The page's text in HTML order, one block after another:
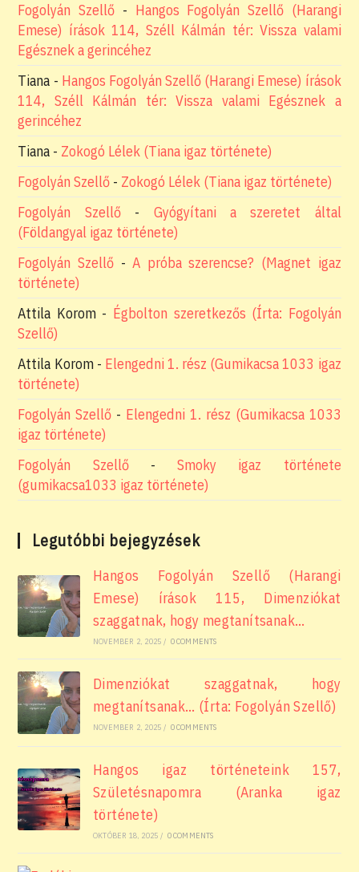
Fogolyán Szellő - Hangos Fogolyán Szellő (Harangi
Emese) írások 114, Széll Kálmán tér: Vissza valami
Egésznek a gerincéhez
Tiana - Hangos Fogolyán Szellő (Harangi Emese) írások
114, Széll Kálmán tér: Vissza valami Egésznek a
gerincéhez
Tiana - Zokogó Lélek (Tiana igaz története)
Fogolyán Szellő - Zokogó Lélek (Tiana igaz története)
Fogolyán Szellő- Gyógyítani a szeretet által
(Földangyal igaz története)
Fogolyán Szellő -A próba szerencse? (Magnet igaz
története)
Attila Korom- Égbolton szeretkezős (Írta: Fogolyán
Szellő)
Attila Korom- Elengedni 1. rész (Gumikacsa 1033 igaz
története)
Fogolyán Szellő - Elengedni 1. rész (Gumikacsa 1033
igaz története)
Fogolyán Szellő-Smoky igaz története
(gumikacsa1033 igaz története)
Legutóbbi bejegyzések
Hangos Fogolyán Szellő (Harangi
Emese) írások 115, Dimenziókat
szaggatnak, hogy megtanítsanak…
NOVEMBER 2, 2025 / 0 COMMENTS
Dimenziókat szaggatnak, hogy
megtanítsanak… (Írta: Fogolyán Szellő)
NOVEMBER 2, 2025 / 0 COMMENTS
Hangos igaz történeteink 157,
Születésnapomra (Aranka igaz
története)
OKTÓBER 18, 2025 / 0 COMMENTS